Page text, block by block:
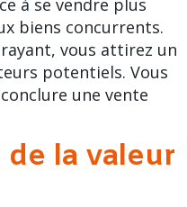
à se vendre plus
biens concurrents.
vous attirez un
potentiels. Vous
une vente
la valeur